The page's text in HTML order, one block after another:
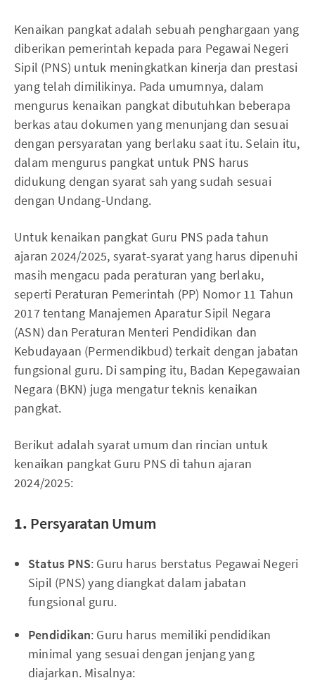
Kenaikan pangkat adalah sebuah penghargaan yang
diberikan pemerintah kepada para Pegawai Negeri
Sipil (PNS) untuk meningkatkan kinerja dan prestasi
yang telah dimilikinya. Pada umumnya, dalam
mengurus kenaikan pangkat dibutuhkan beberapa
berkas atau dokumen yang menunjang dan sesuai
dengan persyaratan yang berlaku saat itu. Selain itu,
dalam mengurus pangkat untuk PNS harus
didukung dengan syarat sah yang sudah sesuai
dengan Undang-Undang.
Untuk kenaikan pangkat Guru PNS pada tahun
ajaran 2024/2025, syarat-syarat yang harus dipenuhi
masih mengacu pada peraturan yang berlaku,
seperti Peraturan Pemerintah (PP) Nomor 11 Tahun
2017 tentang Manajemen Aparatur Sipil Negara
(ASN) dan Peraturan Menteri Pendidikan dan
Kebudayaan (Permendikbud) terkait dengan jabatan
fungsional guru. Di samping itu, Badan Kepegawaian
Negara (BKN) juga mengatur teknis kenaikan
pangkat.
Berikut adalah syarat umum dan rincian untuk
kenaikan pangkat Guru PNS di tahun ajaran
2024/2025:
1. Persyaratan Umum
Status PNS: Guru harus berstatus Pegawai Negeri
Sipil (PNS) yang diangkat dalam jabatan
fungsional guru.
Pendidikan: Guru harus memiliki pendidikan
minimal yang sesuai dengan jenjang yang
diajarkan. Misalnya: